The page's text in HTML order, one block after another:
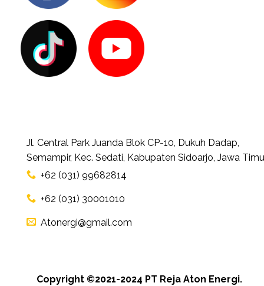
Jl. Central Park Juanda Blok CP-10, Dukuh Dadap,
Semampir, Kec. Sedati, Kabupaten Sidoarjo, Jawa
+62 (031) 99682814
+62 (031) 30001010
Atonergi@gmail.com
Copyright ©2021-2024 PT Reja Aton Energi.